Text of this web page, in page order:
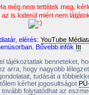
még nem tettétek meg,
az is kiderül miért nem
elérés: YouTube
Bővebb infók Itt
tájékoztatlak benneteket,
arra, hogy nagyobb
tudását a
kérhet jogosultságot
folytatódhat az